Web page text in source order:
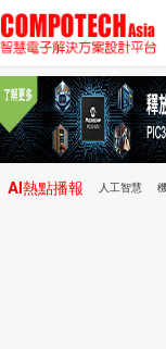
AI熱點播報 人工智慧